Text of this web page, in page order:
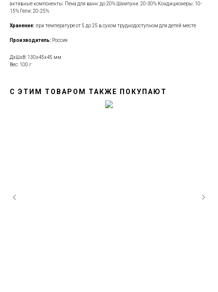
активные компоненты. Пена для ванн: до 20% Шампуни: 20-30% Кондиционеры: 10-
15% Гели: 20-25%
Хранение: при температуре от 5 до 25 в сухом труднодоступном для детей месте
Производитель: Россия
ДxШxВ: 130x45x45 мм
Вес: 100 г
С ЭТИМ ТОВАРОМ ТАКЖЕ ПОКУПАЮТ